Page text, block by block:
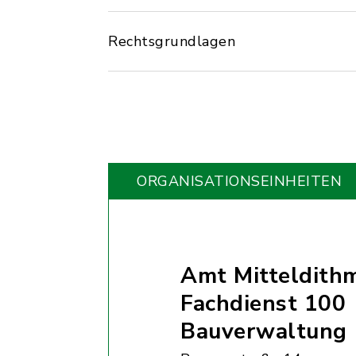
Rechtsgrundlagen
ORGANISATIONS­EINHEITEN
Amt
Fachdienst 100
Bauverwaltung